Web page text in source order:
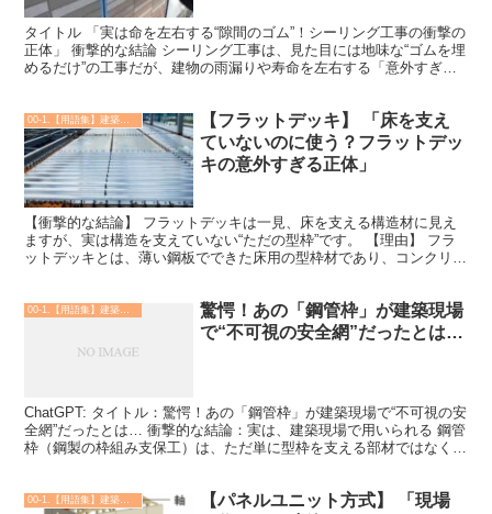
タイトル 「実は命を左右する“隙間のゴム”！シーリング工事の衝撃の
正体」 衝撃的な結論 シーリング工事は、見た目には地味な“ゴムを埋
めるだけ”の工事だが、建物の雨漏りや寿命を左右する「意外すぎる
【フラットデッキ】 「床を支え
ていないのに使う？フラットデッ
キの意外すぎる正体」
【衝撃的な結論】 フラットデッキは一見、床を支える構造材に見え
ますが、実は構造を支えていない“ただの型枠”です。 【理由】 フラ
ットデッキとは、薄い鋼板でできた床用の型枠材であり、コンクリー
驚愕！あの「鋼管枠」が建築現場
で“不可視の安全網”だったとは…
ChatGPT: タイトル：驚愕！あの「鋼管枠」が建築現場で“不可視の安
全網”だったとは… 衝撃的な結論：実は、建築現場で用いられる 鋼管
枠（鋼製の枠組み支保工）は、ただ単に型枠を支える部材ではなく、
【パネルユニット方式】 「現場